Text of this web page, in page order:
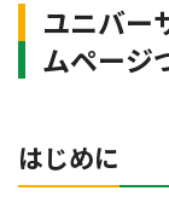
ユニバー
ムページ
はじめに